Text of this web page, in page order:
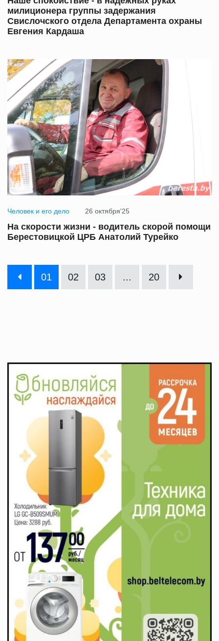
милиционера группы задержания
Свислочского отдела Департамента охраны
Евгения Кардаша
Человек и его дело 26 октября'25
На скорости жизни - водитель скорой помощи
Берестовицкой ЦРБ Анатолий Турейко
01 02 03 ... 20